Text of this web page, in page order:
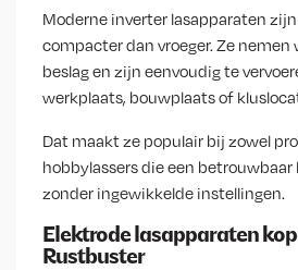
Moderne inverter lasapparaten
compacter dan vroeger. Ze
beslag en zijn eenvoudig te
werkplaats, bouwplaats of
Dat maakt ze populair bij zowel
hobbylassers die een betrouwbaar
zonder ingewikkelde instellingen.
Elektrode lasapparaten
Rustbuster